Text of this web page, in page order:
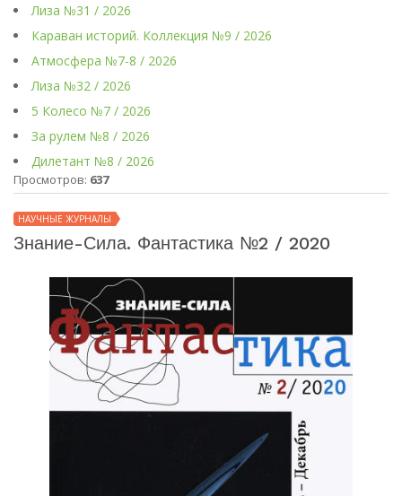
Лиза №31 / 2026
Караван историй. Коллекция №9 / 2026
Атмосфера №7-8 / 2026
Лиза №32 / 2026
5 Колесо №7 / 2026
За рулем №8 / 2026
Дилетант №8 / 2026
Просмотров: 637
НАУЧНЫЕ ЖУРНАЛЫ
Знание-Сила. Фантастика №2 / 2020